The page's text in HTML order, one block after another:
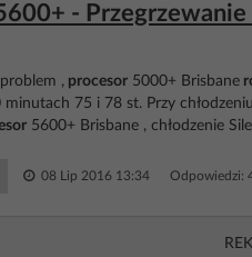
- Przegrzewanie
, procesor 5000+ Brisbane
75 i 78 st. Przy
5600+ Brisbane , chłodzenie
08 Lip 2016 13:34 Odpowiedzi: